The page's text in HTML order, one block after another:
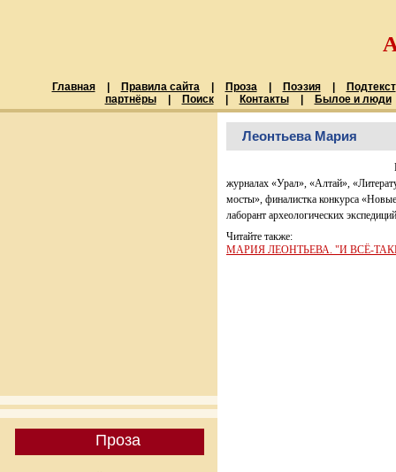
Главная Правила сайта Проза Поэзия
Подтекст
партнёры
Поиск Контакты Былое и люди
Проза
Леонтьева Мария
журналах «Урал», «Алтай»,
мосты», финалистка конкурса
лаборант археологических
Читайте также:
МАРИЯ ЛЕОНТЬЕВА. "И ВСЁ-